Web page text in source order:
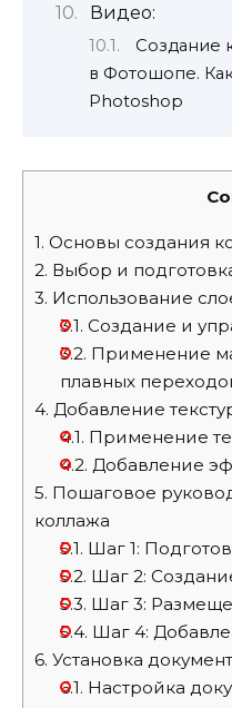
Видео:
Создание
в Фотошопе.
Photoshop
1. Основы создания
2. Выбор и
3. Использование
3.1. Создание и
3.2. Применение
плавных
4. Добавление
4.1. Применение
4.2. Добавление
5. Пошаговое
коллажа
5.1. Шаг 1:
5.2. Шаг 2:
5.3. Шаг 3:
5.4. Шаг 4:
6. Установка
6.1. Настройка